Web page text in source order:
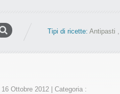
Tipi di ricette: Antipasti ,
Ottobre 2012 Categoria :